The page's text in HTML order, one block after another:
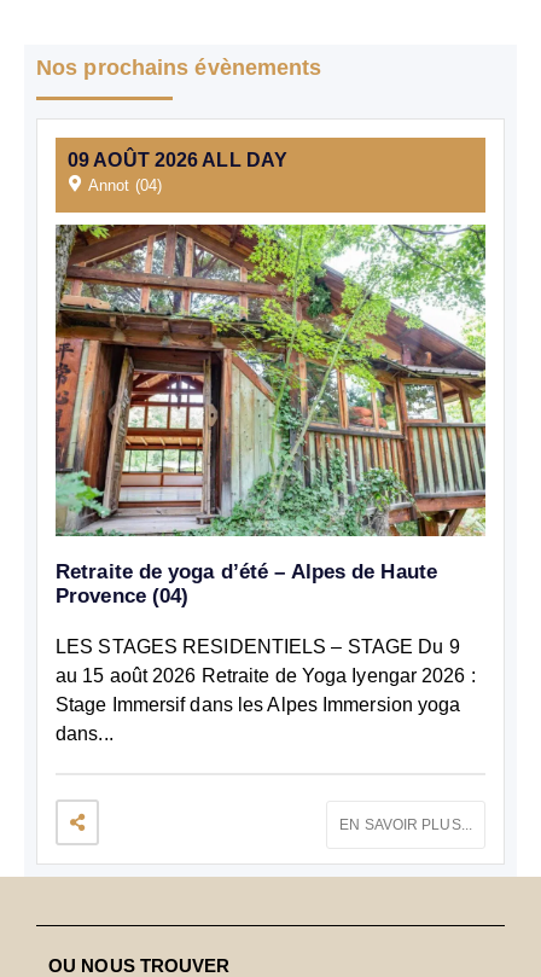
Nos prochains évènements
09 AOÛT 2026 ALL DAY
Annot (04)
Retraite de yoga d’été – Alpes de Haute
Provence (04)
LES STAGES RESIDENTIELS – STAGE Du 9
au 15 août 2026 Retraite de Yoga Iyengar 2026 :
Stage Immersif dans les Alpes Immersion yoga
dans...
EN SAVOIR PLUS...
OU NOUS TROUVER